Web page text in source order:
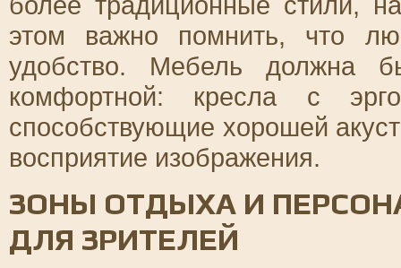
этом важно помнить, что
удобство. Мебель должна
комфортной: кресла с
способствующие хорошей
восприятие изображения.
ЗОНЫ ОТДЫХА И
ДЛЯ ЗРИТЕЛЕЙ